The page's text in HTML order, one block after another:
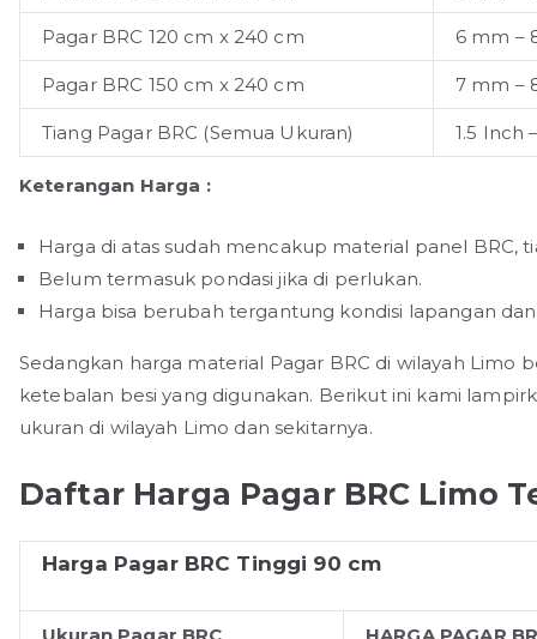
Pagar BRC 120 cm x 240 cm 6 mm –
Pagar BRC 150 cm x 240 cm 7 mm –
Tiang Pagar BRC (Semua Ukuran) 1.5 Inch
Keterangan Harga :
Harga di atas sudah mencakup material panel BRC,
Belum termasuk pondasi jika di perlukan.
Harga bisa berubah tergantung kondisi lapangan dan
Sedangkan harga material Pagar BRC di wilayah Limo
ketebalan besi yang digunakan. Berikut ini kami
ukuran di wilayah Limo dan sekitarnya.
Daftar Harga Pagar BRC Limo
Harga Pagar BRC Tinggi 90 cm